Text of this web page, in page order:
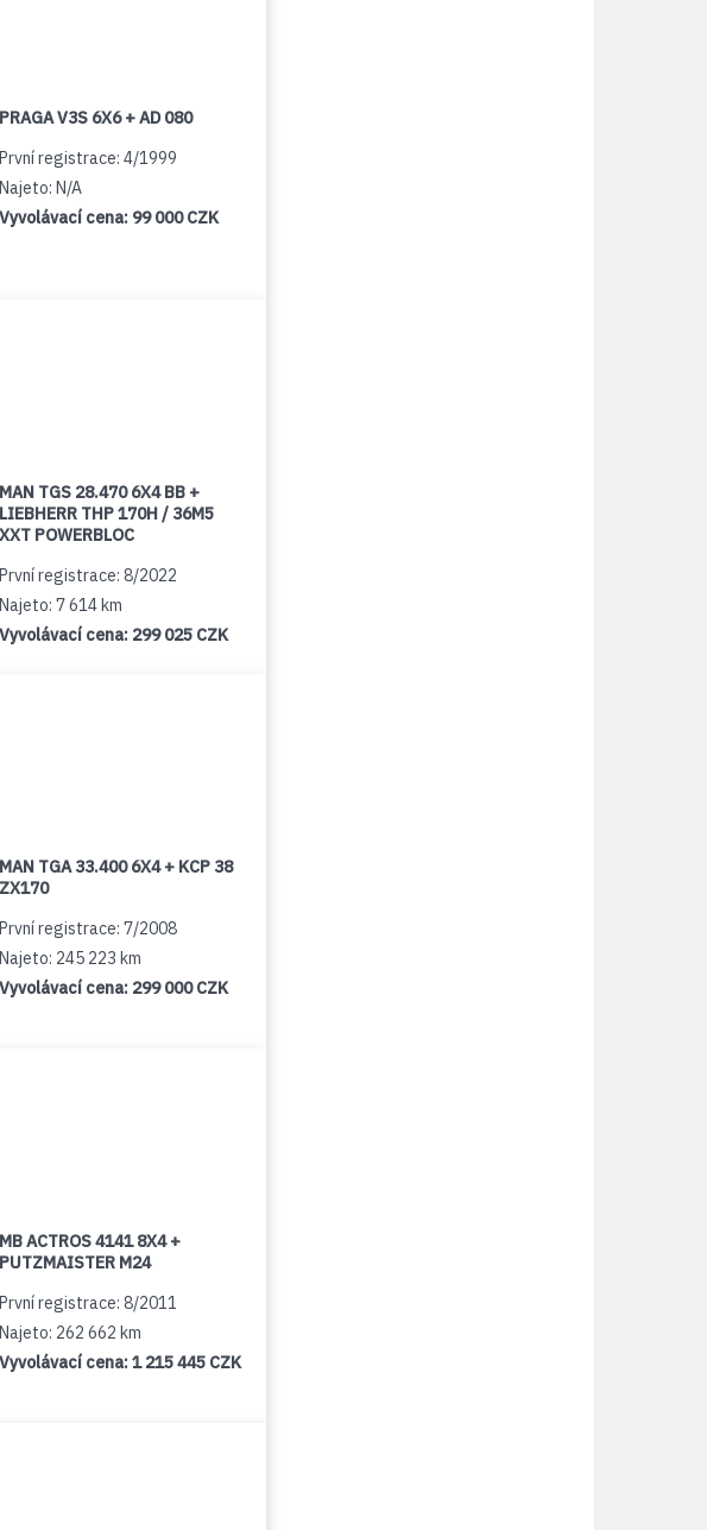
PRAGA V3S 6X6 + AD 080
První registrace: 4/1999
Najeto: N/A
Vyvolávací cena: 99 000 CZK
MAN TGS 28.470 6X4 BB +
LIEBHERR THP 170H / 36M5
XXT POWERBLOC
První registrace: 8/2022
Najeto: 7 614 km
Vyvolávací cena: 299 025 CZK
MAN TGA 33.400 6X4 + KCP 38
ZX170
První registrace: 7/2008
Najeto: 245 223 km
Vyvolávací cena: 299 000 CZK
MB ACTROS 4141 8X4 +
PUTZMAISTER M24
První registrace: 8/2011
Najeto: 262 662 km
Vyvolávací cena:1 215 445 CZK